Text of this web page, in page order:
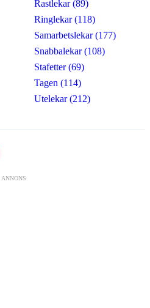
Rastlekar (89)
Ringlekar (118)
Samarbetslekar (177)
Snabbalekar (108)
Stafetter (69)
Tagen (114)
Utelekar (212)
ANNONS